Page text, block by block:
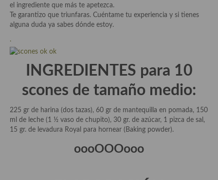
Las opiniones de la «Cocinera»
Recetas
Acompañamientos
Airfryer recetas
Aderezos, salsas, vinagretas, especias, hierbas aromáticas o
aditivos
el ingrediente que más te apetezca.
Te garantizo que triunfaras. Cuéntame tu experiencia y si tienes
alguna duda ya sabes dónde estoy.
.
INGREDIENTES para 10
scones de tamaño medio:
225 gr de harina (dos tazas), 60 gr de mantequilla en pomada, 150
ml de leche (1 ½ vaso de chupito), 30 gr. de azúcar, 1 pizca de sal,
15 gr. de levadura Royal para hornear (Baking powder).
oooOOOooo